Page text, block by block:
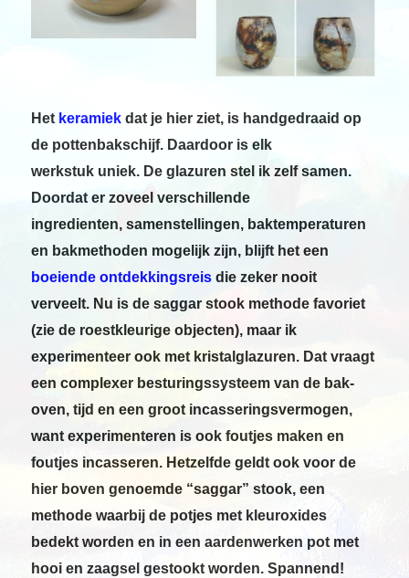
Het keramiek dat je hier ziet, is handgedraaid op
de pottenbakschijf. Daardoor is elk
werkstuk uniek. De glazuren stel ik zelf samen.
Doordat er zoveel verschillende
ingredienten, samenstellingen, baktemperaturen
en bakmethoden mogelijk zijn, blijft het een
boeiende ontdekkingsreis die zeker nooit
verveelt. Nu is de saggar stook methode favoriet
(zie de roestkleurige objecten), maar ik
experimenteer ook met kristalglazuren. Dat vraagt
een complexer besturingssysteem van de bak-
oven, tijd en een groot incasseringsvermogen,
want experimenteren is ook foutjes maken en
foutjes incasseren. Hetzelfde geldt ook voor de
hier boven genoemde “saggar” stook, een
methode waarbij de potjes met kleuroxides
bedekt worden en in een aardenwerken pot met
hooi en zaagsel gestookt worden. Spannend!